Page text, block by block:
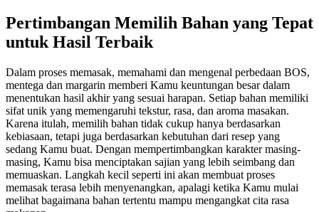
Pertimbangan Memilih Bahan yang Tepat
untuk Hasil Terbaik
Dalam proses memasak, memahami dan mengenal perbedaan BOS,
mentega dan margarin memberi Kamu keuntungan besar dalam
menentukan hasil akhir yang sesuai harapan. Setiap bahan memiliki
sifat unik yang memengaruhi tekstur, rasa, dan aroma masakan.
Karena itulah, memilih bahan tidak cukup hanya berdasarkan
kebiasaan, tetapi juga berdasarkan kebutuhan dari resep yang
sedang Kamu buat. Dengan mempertimbangkan karakter masing-
masing, Kamu bisa menciptakan sajian yang lebih seimbang dan
memuaskan. Langkah kecil seperti ini akan membuat proses
memasak terasa lebih menyenangkan, apalagi ketika Kamu mulai
melihat bagaimana bahan tertentu mampu mengangkat cita rasa